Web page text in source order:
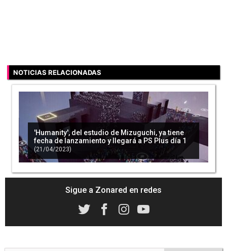
NOTICIAS RELACIONADAS
'Humanity', del estudio de Mizuguchi, ya tiene
fecha de lanzamiento y llegará a PS Plus día 1
(21/04/2023)
Sigue a Zonared en redes